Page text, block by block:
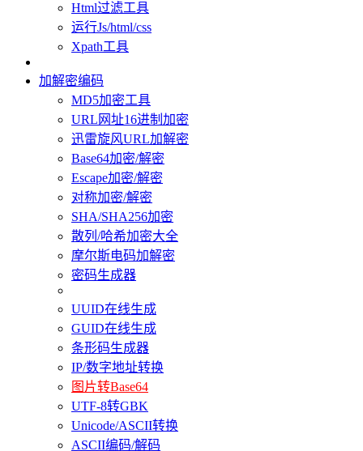
Html过滤工具
运行Js/html/css
Xpath工具
加解密编码
MD5加密工具
URL网址16进制加密
迅雷旋风URL加解密
Base64加密/解密
Escape加密/解密
对称加密/解密
SHA/SHA256加密
散列/哈希加密大全
摩尔斯电码加解密
密码生成器
UUID在线生成
GUID在线生成
条形码生成器
IP/数字地址转换
图片转Base64
UTF-8转GBK
Unicode/ASCII转换
ASCII编码/解码